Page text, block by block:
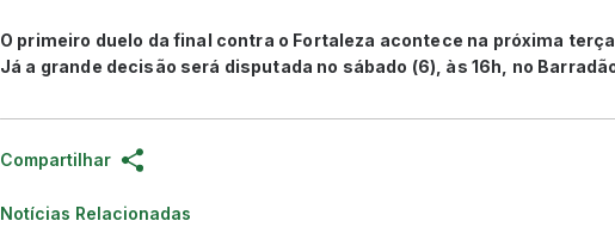
O primeiro duelo da final contra o Fortaleza acontece na próxima
Já a grande decisão será disputada no sábado (6), às 16h, no
Compartilhar
Notícias Relacionadas